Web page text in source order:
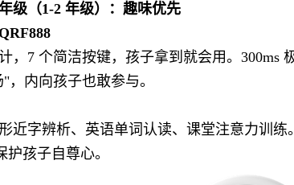
级（1-2 年级）：趣味优先
，7 个简洁按键，孩子拿到就会用。300ms
，内向孩子也敢参与。
近字辨析、英语单词认读、课堂注意力训
孩子自尊心。